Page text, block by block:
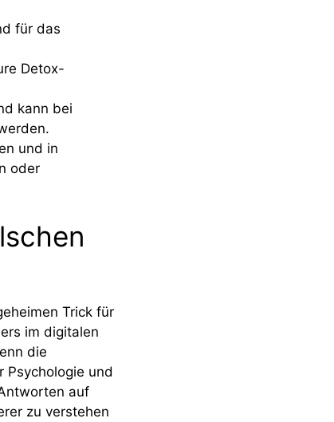
für das
Detox-
kann bei
und in
oder
Trick für
im digitalen
die
Psychologie und
auf
zu verstehen